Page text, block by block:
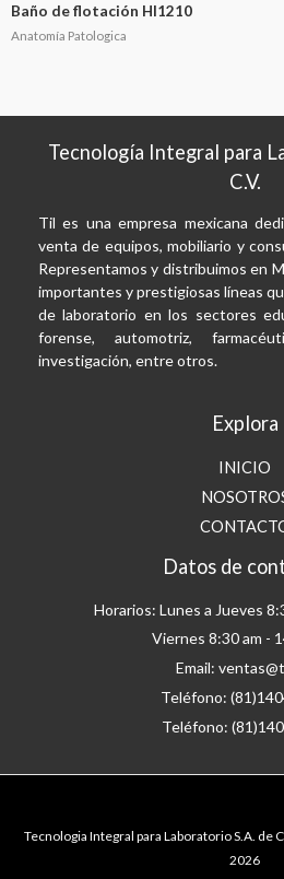
Baño de flotación HI1210
Anatomía Patologica
Tecnología Integral para
C.V.
Til es una empresa mexicana
venta de equipos, mobiliario y
Representamos y distribuimos en
importantes y prestigiosas líneas
de laboratorio en los sectores
forense, automotriz,
investigación, entre otros.
Explora
INICIO
Datos de
Horarios: Lunes a Jueves
Viernes 8:30 am -
Email:
Teléfono:
Teléfono:
Tecnologia Integral para Laboratorio S.A. de
2026